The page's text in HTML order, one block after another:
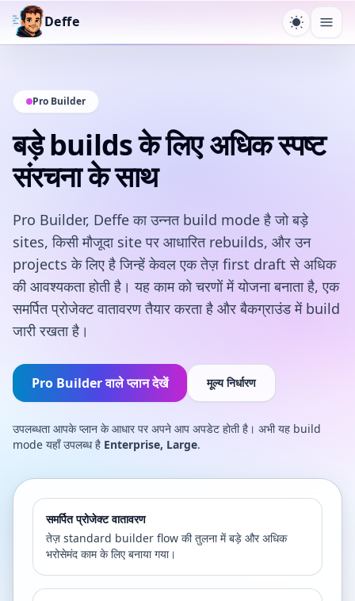
Deffe
थीम टॉगल
मेनू
Pro Builder
बड़े builds के लिए अधिक स्पष्ट
संरचना के साथ
Pro Builder, Deffe का उन्नत build mode है जो बड़े
sites, किसी मौजूदा site पर आधारित rebuilds, और उन
projects के लिए है जिन्हें केवल एक तेज़ first draft से अधिक
की आवश्यकता होती है। यह काम को चरणों में योजना बनाता है, एक
समर्पित प्रोजेक्ट वातावरण तैयार करता है और बैकग्राउंड में build
जारी रखता है।
Pro Builder वाले प्लान देखें मूल्य निर्धारण
उपलब्धता आपके प्लान के आधार पर अपने आप अपडेट होती है। अभी यह build
mode यहाँ उपलब्ध है Enterprise, Large.
समर्पित प्रोजेक्ट वातावरण
तेज़ standard builder flow की तुलना में बड़े और अधिक
भरोसेमंद काम के लिए बनाया गया।